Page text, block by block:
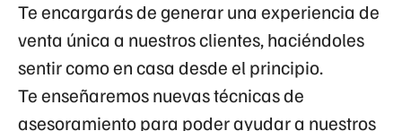
Te encargarás de generar una experiencia de
venta única a nuestros clientes, haciéndoles
sentir como en casa desde el principio.
Te enseñaremos nuevas técnicas de
asesoramiento para poder ayudar a nuestros